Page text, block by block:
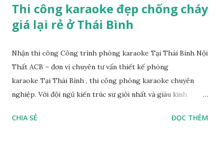
Thi công karaoke đẹp chống cháy
giá lại rẻ ở Thái Bình
Nhận thi công Công trình phòng karaoke Tại Thái Bình Nội
Thất ACB – đơn vị chuyên tư vấn thiết kế phòng
karaoke Tại Thái Bình , thi công phòng karaoke chuyên
nghiệp. Với đội ngũ kiến trúc sư giỏi nhất và giàu kinh
những tư vấn, lời khuyên hữu ích để bạn thực hiện công
CHIA SẺ ĐỌC THÊM